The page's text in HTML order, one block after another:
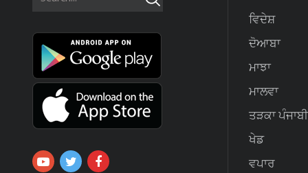
ਵਿਦੇਸ਼
ਦੋਆਬਾ
ਮਾਝਾ
ਮਾਲਵਾ
ਤੜਕਾ ਪੰਜਾਬੀ
ਖੇਡ
ਵਪਾਰ